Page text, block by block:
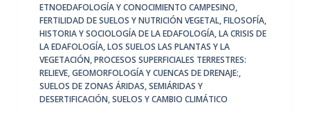
ETNOEDAFOLOGÍA Y CONOCIMIENTO CAMPESINO,
FERTILIDAD DE SUELOS Y NUTRICIÓN VEGETAL,FILOSOFÍA,
HISTORIA Y SOCIOLOGÍA DE LA EDAFOLOGÍA,LA CRISIS DE
LA EDAFOLOGÍA,LOS SUELOS LAS PLANTAS Y LA
VEGETACIÓN,PROCESOS SUPERFICIALES TERRESTRES:
RELIEVE, GEOMORFOLOGÍA Y CUENCAS DE DRENAJE:,
SUELOS DE ZONAS ÁRIDAS, SEMIÁRIDAS Y
DESERTIFICACIÓN,SUELOS Y CAMBIO CLIMÁTICO